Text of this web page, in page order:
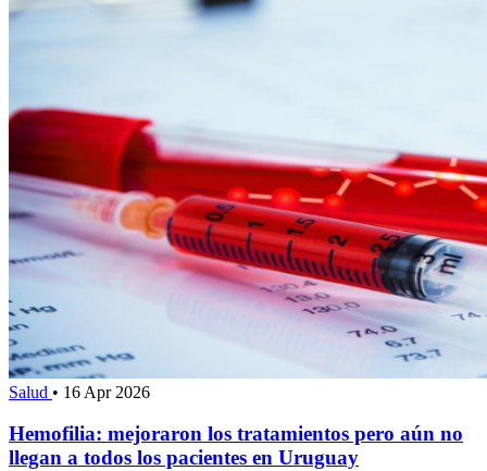
Salud • 16 Apr 2026
Hemofilia: mejoraron los tratamientos pero aún no
llegan a todos los pacientes en Uruguay